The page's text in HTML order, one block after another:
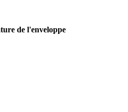
de l'enveloppe